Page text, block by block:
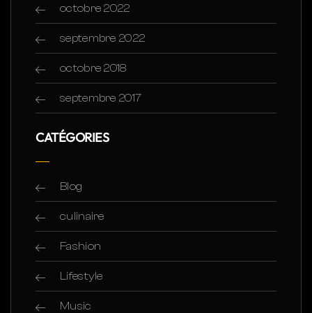
octobre 2022
septembre 2022
octobre 2018
septembre 2017
CATÉGORIES
Blog
culinaire
Fashion
Lifestyle
Music